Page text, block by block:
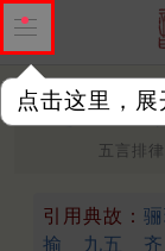
点击这里，
趋翰苑遭诬
五言排律
引用典故：
揄
九五